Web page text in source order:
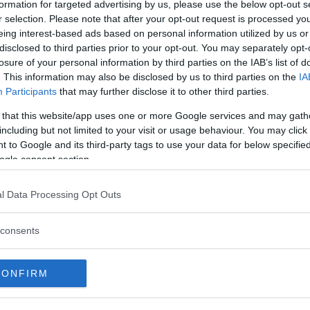
for targeted advertising by us, please use the below opt-out
selection. Please note that after your opt-out request is processed
interest-based ads based on personal information utilized by us
to third parties prior to your opt-out. You may separately
of your personal information by third parties on the IAB’s list of
This information may also be disclosed by us to third parties on the
Participants that may further disclose it to other third parties.
that this website/app uses one or more Google services and may
but not limited to your visit or usage behaviour. You may
to Google and its third-party tags to use your data for below
consent section.
Data Processing Opt Outs
med övriga Lexusmodeller och den vanliga
Storleksmässigt hamnar Lexus LBX i samma
GA-B-plattform – samma som exempelvis
med en 1,5-liters trecylindrig bensinmotor.
har LBX ett nickelmetallhydridbatteri som